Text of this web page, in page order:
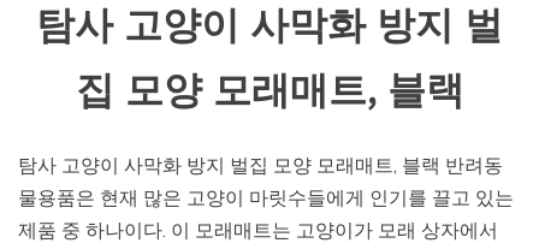
탐사 고양이 사막화 방지 벌
집 모양 모래매트, 블랙
탐사 고양이 사막화 방지 벌집 모양 모래매트, 블랙 반려동
물용품은 현재 많은 고양이 마릿수들에게 인기를 끌고 있는
제품 중 하나이다. 이 모래매트는 고양이가 모래 상자에서